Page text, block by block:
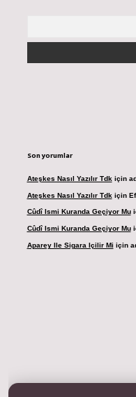
Son yorumlar
Ateşkes Nasıl Yazılır Tdk için
Ateşkes Nasıl Yazılır Tdk için
Cûdî Ismi Kuranda Geçiyor Mu
Cûdî Ismi Kuranda Geçiyor Mu
Aparey Ile Sigara Içilir Mi için